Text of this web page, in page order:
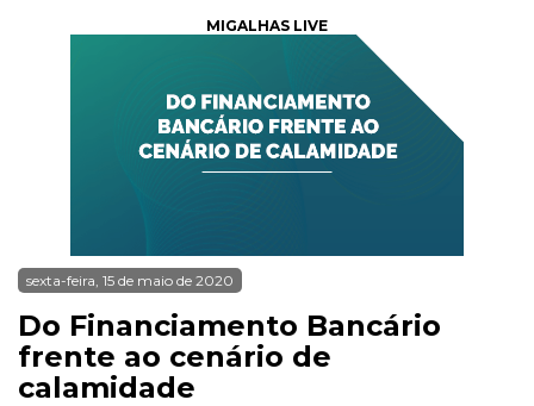
MIGALHAS LIVE
sexta-feira, 15 de maio de 2020
Do Financiamento Bancário
frente ao cenário de
calamidade